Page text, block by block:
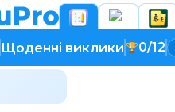
Щоденні виклики 0/12